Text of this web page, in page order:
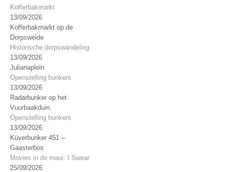
Kofferbakmarkt
13/09/2026
Kofferbakmarkt op de
Dorpsweide
Historische dorpswandeling
13/09/2026
Julianaplein
Openstelling bunkers
13/09/2026
Radarbunker op het
Vuurbaakduin.
Openstelling bunkers
13/09/2026
Küverbunker 451 –
Gaasterbos
Movies in de maui: I Swear
25/09/2026